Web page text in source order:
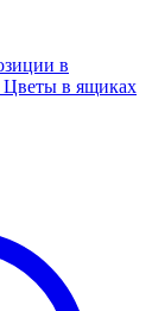
в
Цветы в ящиках